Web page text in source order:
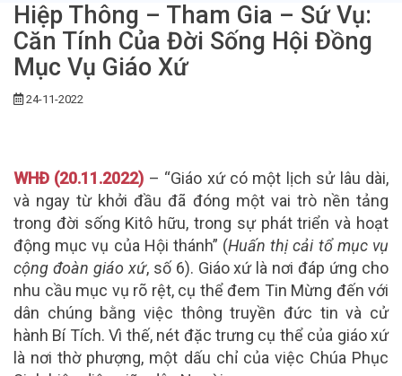
Hiệp Thông – Tham Gia – Sứ Vụ:
Căn Tính Của Đời Sống Hội Đồng
Mục Vụ Giáo Xứ
24-11-2022
WHĐ (20.11.2022) – “Giáo xứ có một lịch sử lâu dài,
và ngay từ khởi đầu đã đóng một vai trò nền tảng
trong đời sống Kitô hữu, trong sự phát triển và hoạt
động mục vụ của Hội thánh” (Huấn thị cải tổ mục vụ
cộng đoàn giáo xứ, số 6). Giáo xứ là nơi đáp ứng cho
nhu cầu mục vụ rõ rệt, cụ thể đem Tin Mừng đến với
dân chúng bằng việc thông truyền đức tin và cử
hành Bí Tích. Vì thế, nét đặc trưng cụ thể của giáo xứ
là nơi thờ phượng, một dấu chỉ của việc Chúa Phục